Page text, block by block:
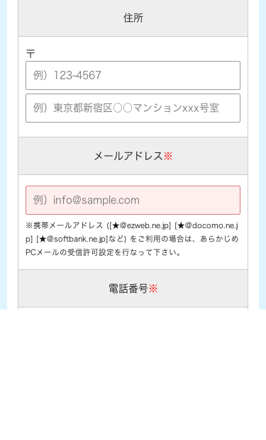
住所
〒
メールアドレス ※
※携帯メールアドレス ([★@ezweb.ne.jp] [★@docomo.ne.j
p] [★@softbank.ne.jp]など) をご利用の場合は、あらかじめ
PCメールの受信許可設定を行なって下さい。
電話番号※